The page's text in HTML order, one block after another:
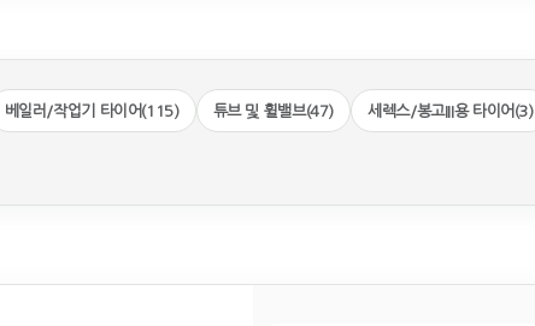
베일러/작업기 타이어(115) 튜브 및 휠밸브(47) 세렉스/봉고III용 타이어(3)